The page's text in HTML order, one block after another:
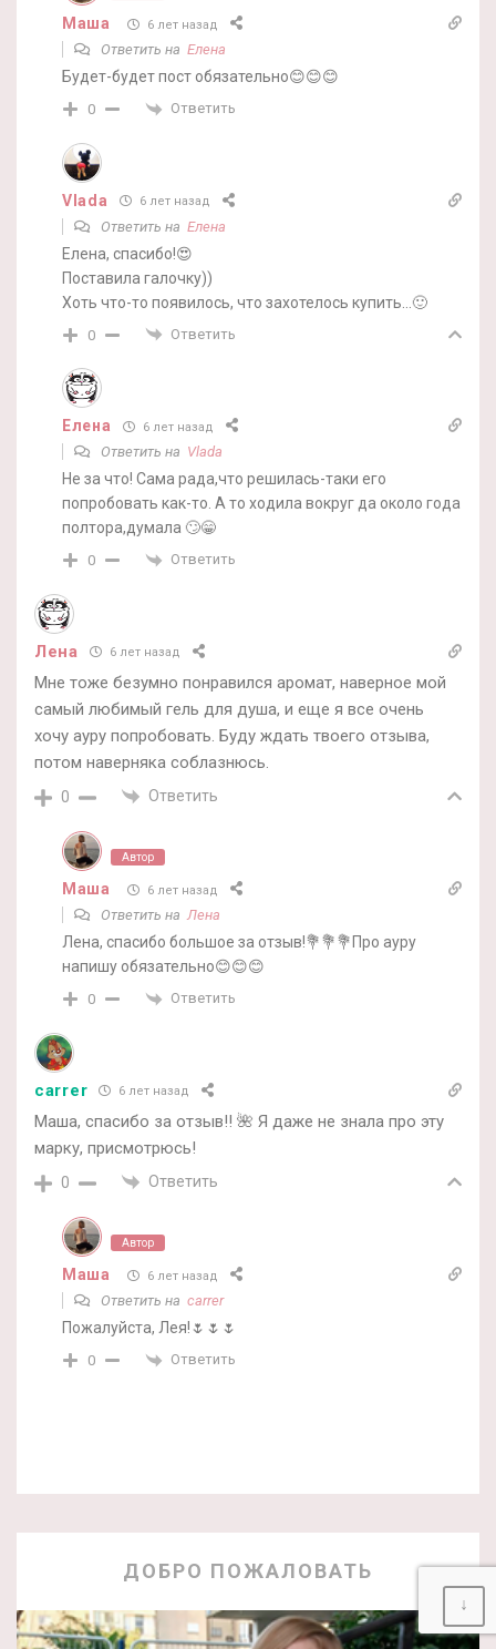
Маша 6 лет назад
Ответить на Елена
Будет-будет пост обязательно😊😊😊
0 Ответить
Vlada 6 лет назад
Ответить на Елена
Елена, спасибо!😍
Поставила галочку))
Хоть что-то появилось, что захотелось купить…🙂
0 Ответить
Елена 6 лет назад
Ответить на Vlada
Не за что! Сама рада,что решилась-таки его
попробовать как-то. А то ходила вокруг да около года
полтора,думала 🙄😁
0 Ответить
Лена 6 лет назад
Мне тоже безумно понравился аромат, наверное мой
самый любимый гель для душа, и еще я все очень
хочу ауру попробовать. Буду ждать твоего отзыва,
потом наверняка соблазнюсь.
0 Ответить
Автор
Маша 6 лет назад
Ответить наЛена
Лена, спасибо большое за отзыв!💐💐💐Про ауру
напишу обязательно😊😊😊
0 Ответить
carrer 6 лет назад
Маша, спасибо за отзыв!! 🌺 Я даже не знала про эту
марку, присмотрюсь!
0 Ответить
Автор
Маша 6 лет назад
Ответить на carrer
Пожалуйста, Лея!🌷🌷🌷
0 Ответить
ДОБРО ПОЖАЛОВАТЬ
↓